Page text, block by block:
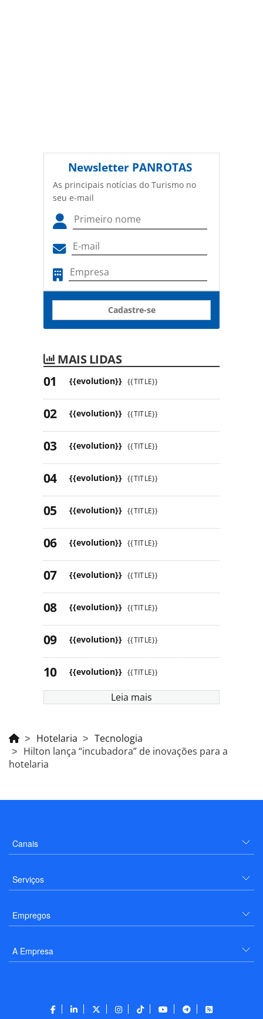
Newsletter PANROTAS
As principais notícias do Turismo no
seu e-mail
Cadastre-se
MAIS LIDAS
{{evolution}} {{TITLE}}
{{evolution}} {{TITLE}}
{{evolution}} {{TITLE}}
{{evolution}} {{TITLE}}
{{evolution}} {{TITLE}}
{{evolution}} {{TITLE}}
{{evolution}} {{TITLE}}
{{evolution}} {{TITLE}}
{{evolution}} {{TITLE}}
{{evolution}} {{TITLE}}
Leia mais
Hotelaria
Tecnologia
Hilton lança “incubadora” de inovações para a
hotelaria
Canais
Serviços
Empregos
A Empresa